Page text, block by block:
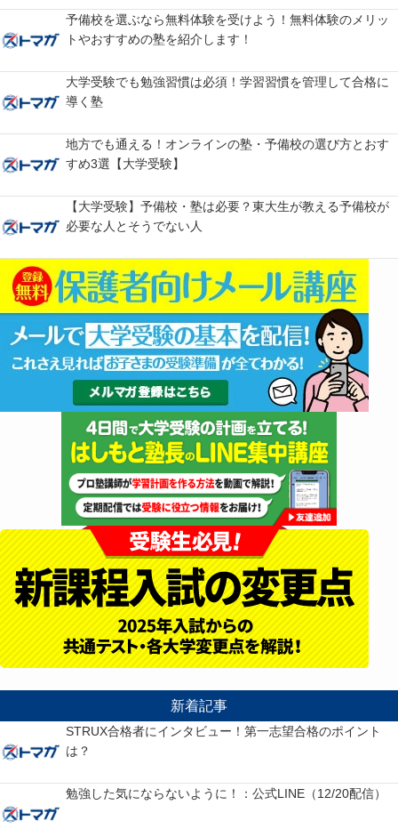
予備校を選ぶなら無料体験を受けよう！無料体験のメリッ
トやおすすめの塾を紹介します！
大学受験でも勉強習慣は必須！学習習慣を管理して合格に
導く塾
地方でも通える！オンラインの塾・予備校の選び方とおす
すめ3選【大学受験】
【大学受験】予備校・塾は必要？東大生が教える予備校が
必要な人とそうでない人
新着記事
STRUX合格者にインタビュー！第一志望合格のポイント
は？
勉強した気にならないように！：公式LINE（12/20配信）